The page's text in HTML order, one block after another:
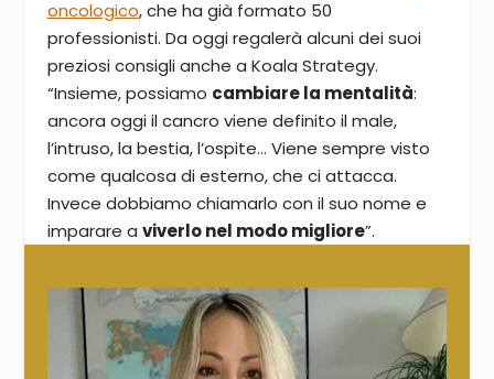
oncologico, che ha già formato 50
professionisti. Da oggi regalerà alcuni dei suoi
preziosi consigli anche a Koala Strategy.
“Insieme, possiamo cambiare la mentalità:
ancora oggi il cancro viene definito il male,
l’intruso, la bestia, l’ospite… Viene sempre visto
come qualcosa di esterno, che ci attacca.
Invece dobbiamo chiamarlo con il suo nome e
imparare a viverlo nel modo migliore”.